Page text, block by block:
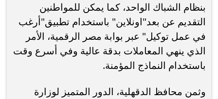
بنظام الشباك الواحد، كما يمكن للمواطنين
التقديم عن بعد"اونلاين" باستخدام تطبيق"أرغب
في عمل توكيل" عبر بوابة مصر الرقمية، الأمر
الذي ينهي المعاملات بدقة عالية وفي أسرع وقت
باستخدام النماذج المؤمنة.
وثمن محافظ الدقهلية، الدور المتميز لوزارة